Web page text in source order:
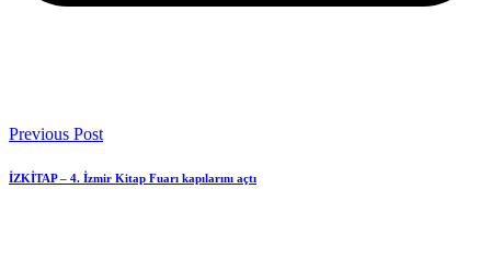
Previous Post
İZKİTAP – 4. İzmir Kitap Fuarı kapılarını açtı